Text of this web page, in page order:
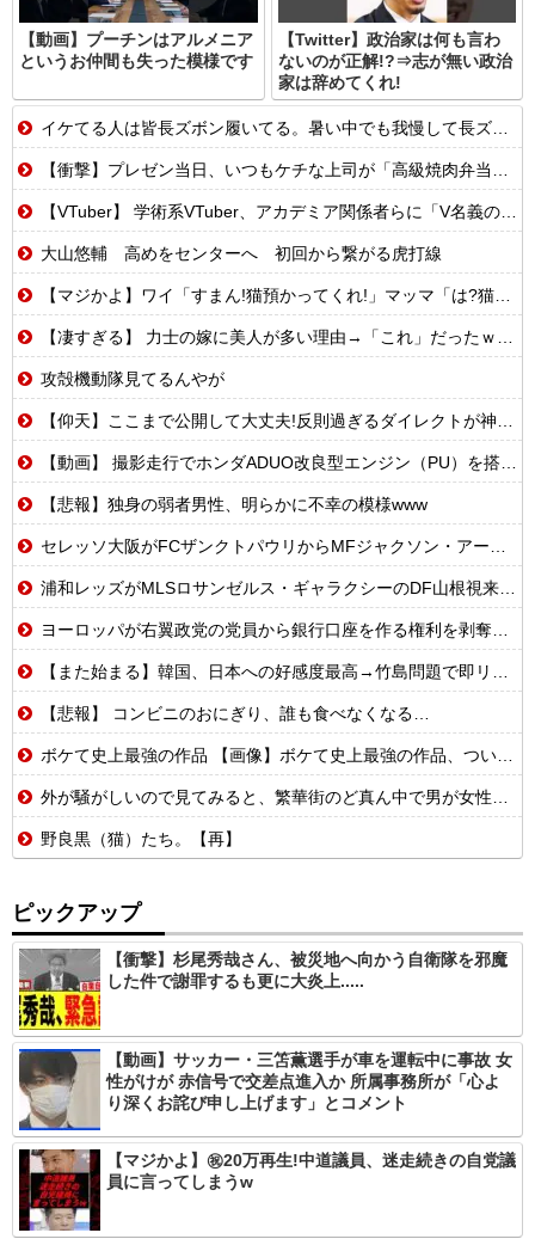
【動画】プーチンはアルメニア
というお仲間も失った模様です
【Twitter】政治家は何も言わ
ないのが正解!?⇒志が無い政治
家は辞めてくれ!
イケてる人は皆長ズボン履いてる。暑い中でも我慢して長ズボン履いてる。半ズボンはモテ無い。厳しいって
【衝撃】プレゼン当日、いつもケチな上司が「高級焼肉弁当奢ってやる」→怪しいので上司と俺の弁当を入れ替えた結果
【VTuber】 学術系VTuber、アカデミア関係者らに「V名義の活動を本人の業績として証明できる形にしておいた方がいい」← どうやって証明しておけばいいんだろうな
大山悠輔 高めをセンターへ 初回から繋がる虎打線
【マジかよ】ワイ「すまん!猫預かってくれ!」マッマ「は?猫嫌いなんだけど…」
【凄すぎる】 力士の嫁に美人が多い理由→「これ」だったｗｗｗｗｗｗｗ
攻殻機動隊見てるんやが
【仰天】ここまで公開して大丈夫!反則過ぎるダイレクトが神すぎ!
【動画】 撮影走行でホンダADUO改良型エンジン（PU）を搭載したアストンマーチンが“いい音”と話題に
【悲報】独身の弱者男性、明らかに不幸の模様www
セレッソ大阪がFCザンクトパウリからMFジャクソン・アーバインを完全移籍で獲得と発表 「チームがさらに良くなる手助けをしたいと思っています」
浦和レッズがMLSロサンゼルス・ギャラクシーのDF山根視来を獲得へ 曺貴裁監督の湘南時代の教え子
ヨーロッパが右翼政党の党員から銀行口座を作る権利を剥奪、そのせいで皮肉すぎる展開に突入しており……
【また始まる】韓国、日本への好感度最高→竹島問題で即リセットｗｗｗ
【悲報】 コンビニのおにぎり、誰も食べなくなる…
ボケて史上最強の作品 【画像】ボケて史上最強の作品、ついに決まるｗｗｗｗｗｗｗｗ
外が騒がしいので見てみると、繁華街のど真ん中で男が女性をリンチしていた。...
野良黒（猫）たち。【再】
ピックアップ
【衝撃】杉尾秀哉さん、被災地へ向かう自衛隊を邪魔
した件で謝罪するも更に大炎上.....
【動画】サッカー・三笘薫選手が車を運転中に事故 女
性がけが 赤信号で交差点進入か 所属事務所が「心よ
り深くお詫び申し上げます」とコメント
【マジかよ】㊗️20万再生!中道議員、迷走続きの自党議
員に言ってしまうw